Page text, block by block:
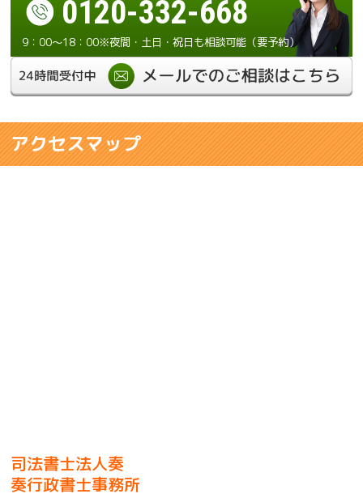
0120-332-668
9：00～18：00※夜間・土日・祝日も相談可能（要予約）
アクセスマップ
司法書士法人奏
奏行政書士事務所